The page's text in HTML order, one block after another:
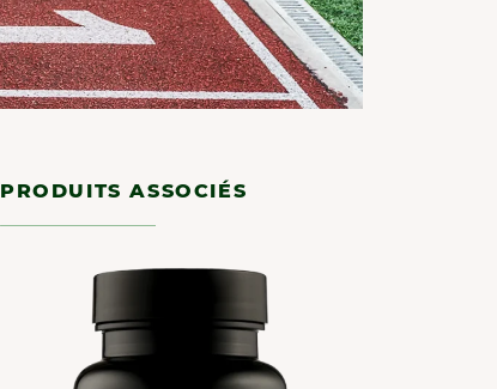
PRODUITS ASSOCIÉS